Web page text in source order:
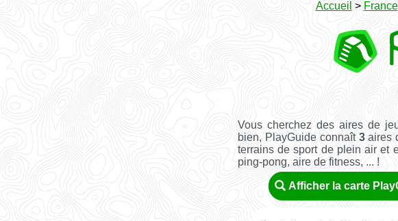
Accueil > France
Vous cherchez des aires de
bien, PlayGuide connaît 3aires
terrains de sport de plein air et
ping-pong, aire de fitness, ... !
Afficher la carte